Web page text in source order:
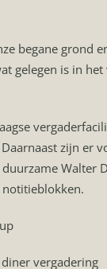
begane grond
gelegen is in het
zijn er
Walter
notitieblokken.
vergadering